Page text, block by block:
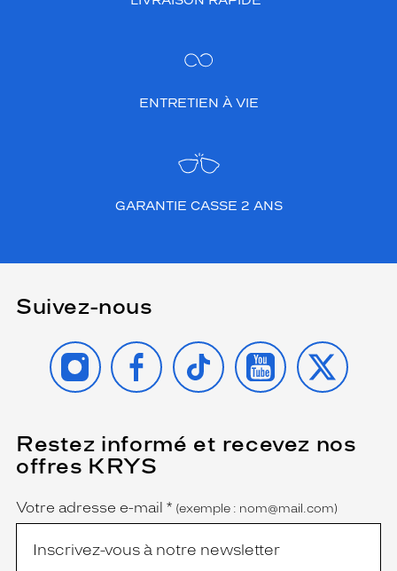
ENTRETIEN À VIE
GARANTIE CASSE 2 ANS
Suivez-nous
INSTAGRAMFACEBOOK
TIKTOK YOUTUBE
X
Restez informé et recevez nos
offres KRYS
Name
Votre adresse e-mail *
(Ce
champ
est
(exemple : nom@mail.com)